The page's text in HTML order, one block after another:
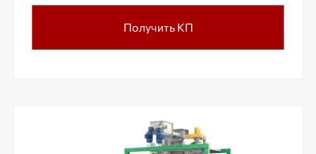
Получить КП